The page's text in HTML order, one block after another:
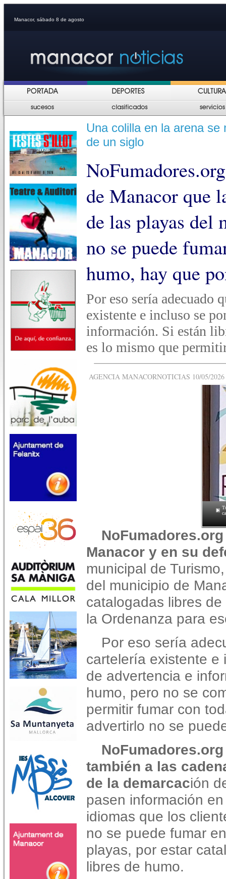
Manacor, sábado 8 de agosto
Una colilla en la arena se
de un siglo
de Manacor que
de las playas del
no se puede
humo, hay que
Por eso sería adecuado
existente e incluso se
información. Si están
es lo mismo que
AGENCIA MANACORNOTICIAS 10/05/
Manacor y en su
municipal de
del municipio de
catalogadas libres
la Ordenanza para
Por eso sería
cartelería existente e
de advertencia e
humo, pero no se
permitir fumar con
advertirlo no se
también a las
de la demarcación
pasen información
idiomas que los
no se puede fumar
playas, por estar
libres de humo.